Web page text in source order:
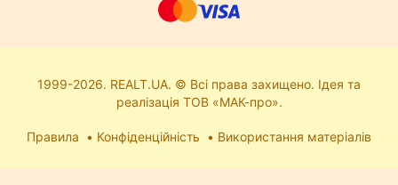
1999-2026. REALT.UA. © Всі права захищено. Ідея та
реалізація ТОВ «МАК-про».
Правила Конфіденційність Використання матеріалів